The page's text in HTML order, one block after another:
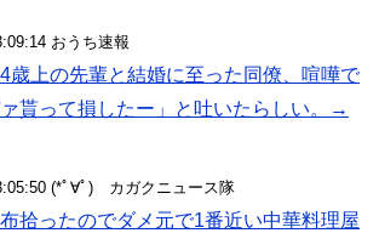
おうち速報
歳上の先輩と結婚に至った同僚、喧嘩で
貰って損したー」と吐いたらしい。→
(*ﾟ∀ﾟ)ゞカガクニュース隊
拾ったのでダメ元で1番近い中華料理屋